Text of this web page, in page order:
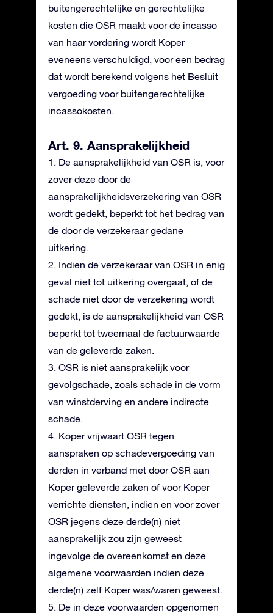
buitengerechtelijke en gerechtelijke
kosten die OSR maakt voor de incasso
van haar vordering wordt Koper
eveneens verschuldigd, voor een bedrag
dat wordt berekend volgens het Besluit
vergoeding voor buitengerechtelijke
incassokosten.
Art. 9. Aansprakelijkheid
1. De aansprakelijkheid van OSR is, voor
zover deze door de
aansprakelijkheidsverzekering van OSR
wordt gedekt, beperkt tot het bedrag van
de door de verzekeraar gedane
uitkering.
2. Indien de verzekeraar van OSR in enig
geval niet tot uitkering overgaat, of de
schade niet door de verzekering wordt
gedekt, is de aansprakelijkheid van OSR
beperkt tot tweemaal de factuurwaarde
van de geleverde zaken.
3. OSR is niet aansprakelijk voor
gevolgschade, zoals schade in de vorm
van winstderving en andere indirecte
schade.
4. Koper vrijwaart OSR tegen
aanspraken op schadevergoeding van
derden in verband met door OSR aan
Koper geleverde zaken of voor Koper
verrichte diensten, indien en voor zover
OSR jegens deze derde(n) niet
aansprakelijk zou zijn geweest
ingevolge de overeenkomst en deze
algemene voorwaarden indien deze
derde(n) zelf Koper was/waren geweest.
5. De in deze voorwaarden opgenomen